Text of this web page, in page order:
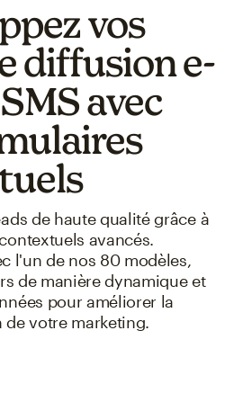
vos
diffusion e-
avec
de haute qualité grâce à
avancés.
l'un de nos 80 modèles,
de manière dynamique et
pour améliorer la
votre marketing.